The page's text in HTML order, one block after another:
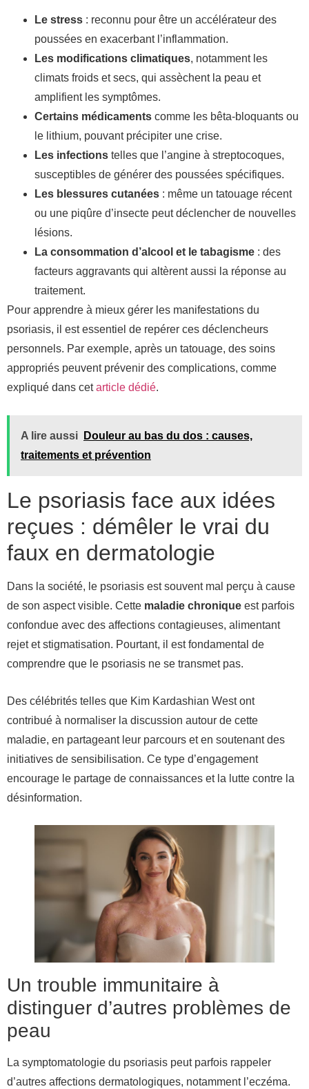
Le stress : reconnu pour être un accélérateur des
poussées en exacerbant l’inflammation.
Les modifications climatiques, notamment les
climats froids et secs, qui assèchent la peau et
amplifient les symptômes.
Certains médicaments comme les bêta-bloquants ou
le lithium, pouvant précipiter une crise.
Les infections telles que l’angine à streptocoques,
susceptibles de générer des poussées spécifiques.
Les blessures cutanées : même un tatouage récent
ou une piqûre d’insecte peut déclencher de nouvelles
lésions.
La consommation d’alcool et le tabagisme : des
facteurs aggravants qui altèrent aussi la réponse au
traitement.
Pour apprendre à mieux gérer les manifestations du
psoriasis, il est essentiel de repérer ces déclencheurs
personnels. Par exemple, après un tatouage, des soins
appropriés peuvent prévenir des complications, comme
expliqué dans cetarticle dédié.
A lire aussi
Douleur au bas du dos : causes,
traitements et prévention
Le psoriasis face aux idées
reçues : démêler le vrai du
faux en dermatologie
Dans la société, le psoriasis est souvent mal perçu à cause
de son aspect visible. Cette maladie chronique est parfois
confondue avec des affections contagieuses, alimentant
rejet et stigmatisation. Pourtant, il est fondamental de
comprendre que le psoriasis ne se transmet pas.
Des célébrités telles que Kim Kardashian West ont
contribué à normaliser la discussion autour de cette
maladie, en partageant leur parcours et en soutenant des
initiatives de sensibilisation. Ce type d’engagement
encourage le partage de connaissances et la lutte contre la
désinformation.
Un trouble immunitaire à
distinguer d’autres problèmes de
peau
La symptomatologie du psoriasis peut parfois rappeler
d’autres affections dermatologiques, notamment l’eczéma.